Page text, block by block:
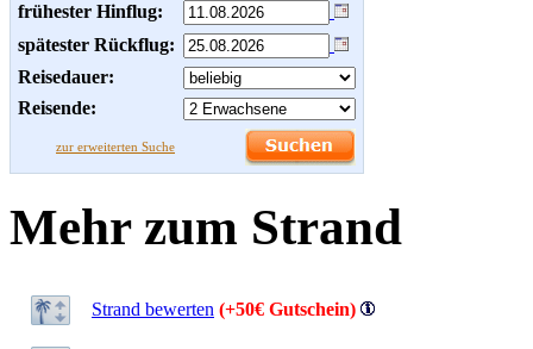
frühester Hinflug:
spätester Rückflug:
Reisedauer:
Reisende:
zur erweiterten Suche
Mehr zum Strand
Strand bewerten (+50€ Gutschein)